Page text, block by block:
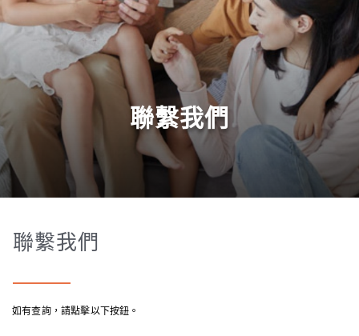
聯繫我們
聯繫我們​​​​​​​​
如有查詢，請點擊以下按鈕。